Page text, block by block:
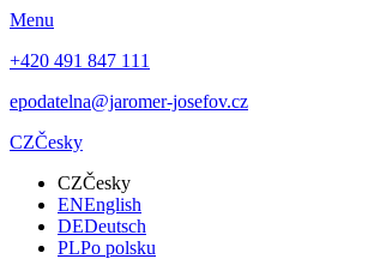
Menu
+420 491 847 111
epodatelna@jaromer-josefov.cz
CZČesky
CZČesky
ENEnglish
DEDeutsch
PLPo polsku